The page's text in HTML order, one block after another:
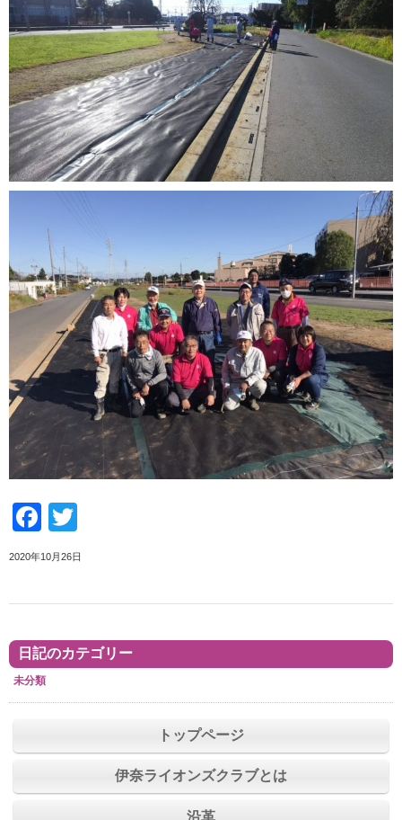
Facebook
2020年10月26日
日記のカテゴリー
未分類
トップページ
伊奈ライオンズクラブとは
沿革